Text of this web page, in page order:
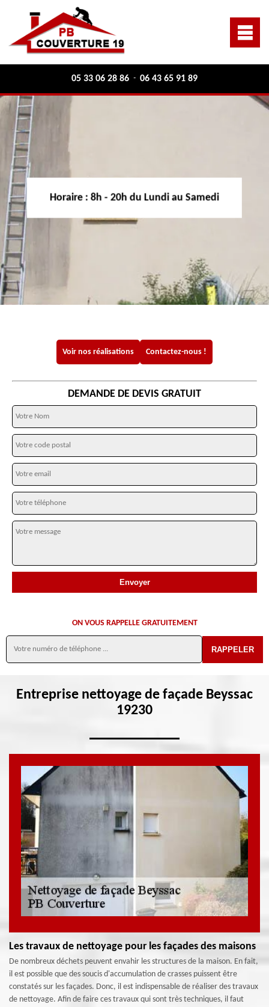
05 33 06 28 86 - 06 43 65 91 89
Horaire : 8h - 20h du Lundi au Samedi
Voir nos réalisations Contactez-nous !
DEMANDE DE DEVIS GRATUIT
ON VOUS RAPPELLE GRATUITEMENT
Entreprise nettoyage de façade Beyssac
19230
Les travaux de nettoyage pour les façades des maisons
De nombreux déchets peuvent envahir les structures de la maison. En fait,
il est possible que des soucis d'accumulation de crasses puissent être
constatés sur les façades. Donc, il est indispensable de réaliser des travaux
de nettoyage. Afin de faire ces travaux qui sont très techniques, il faut